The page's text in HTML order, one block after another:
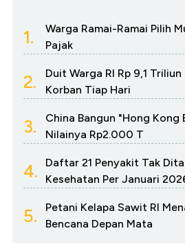
1.
Warga Ramai-Ramai Pilih
Pajak
2.
Duit Warga RI Rp 9,1
Korban Tiap Hari
3.
China Bangun "Hong Kong
Nilainya Rp2.000 T
4.
Daftar 21 Penyakit Tak
Kesehatan Per Januari
5.
Petani Kelapa Sawit RI
Bencana Depan Mata